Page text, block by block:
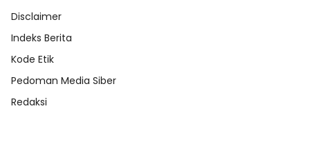
Disclaimer
Indeks Berita
Kode Etik
Pedoman Media Siber
Redaksi